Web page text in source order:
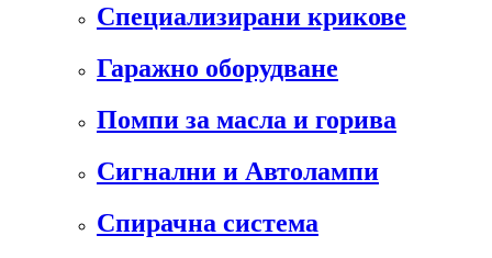
Специализирани крикове
Гаражно оборудване
Помпи за масла и горива
Сигнални и Автолампи
Спирачна система